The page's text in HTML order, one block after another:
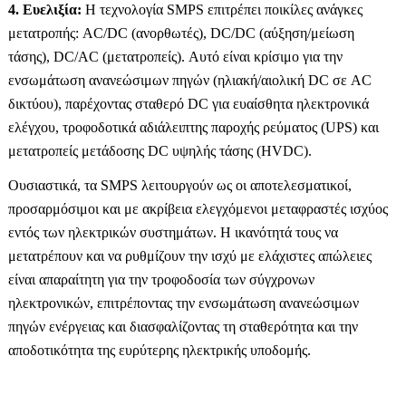
4. Ευελιξία: Η τεχνολογία SMPS επιτρέπει ποικίλες ανάγκες
μετατροπής: AC/DC (ανορθωτές), DC/DC (αύξηση/μείωση
τάσης), DC/AC (μετατροπείς). Αυτό είναι κρίσιμο για την
ενσωμάτωση ανανεώσιμων πηγών (ηλιακή/αιολική DC σε AC
δικτύου), παρέχοντας σταθερό DC για ευαίσθητα ηλεκτρονικά
ελέγχου, τροφοδοτικά αδιάλειπτης παροχής ρεύματος (UPS) και
μετατροπείς μετάδοσης DC υψηλής τάσης (HVDC).
Ουσιαστικά, τα SMPS λειτουργούν ως οι αποτελεσματικοί,
προσαρμόσιμοι και με ακρίβεια ελεγχόμενοι μεταφραστές ισχύος
εντός των ηλεκτρικών συστημάτων. Η ικανότητά τους να
μετατρέπουν και να ρυθμίζουν την ισχύ με ελάχιστες απώλειες
είναι απαραίτητη για την τροφοδοσία των σύγχρονων
ηλεκτρονικών, επιτρέποντας την ενσωμάτωση ανανεώσιμων
πηγών ενέργειας και διασφαλίζοντας τη σταθερότητα και την
αποδοτικότητα της ευρύτερης ηλεκτρικής υποδομής.